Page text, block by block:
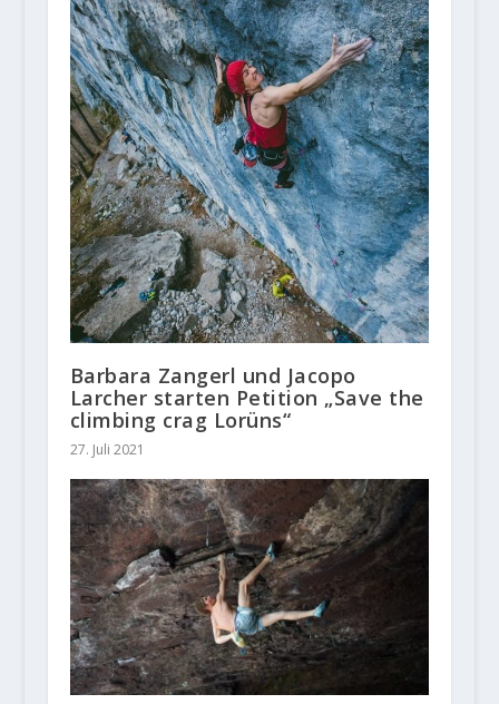
Barbara Zangerl und Jacopo
Larcher starten Petition „Save the
climbing crag Lorüns“
27. Juli 2021